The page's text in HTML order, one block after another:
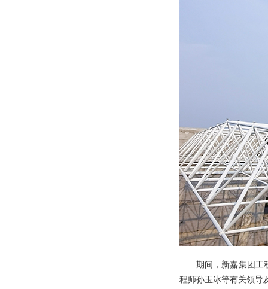
期间，新嘉集团工
程师孙玉冰等有关领导